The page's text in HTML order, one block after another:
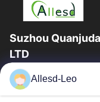
Suzhou
LTD
16years ervaring, als
ESD & Cleanroom
Allesd-Leo